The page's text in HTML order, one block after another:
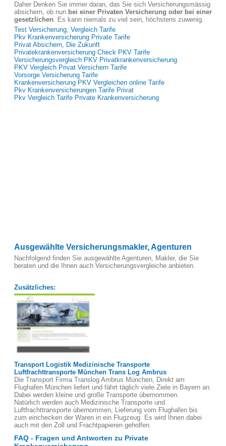
Daher Denken Sie immer daran, das Sie sich Versicherungsmässig
absichern, ob nun bei einer Privaten Versicherung oder bei einer
gesetzlichen. Es kann niemals zu viel sein, höchstens zuwenig.
Test Versicherung, Vergleich Tarife
Pkv Krankenversicherung Private Tarife
Privat Absichern, Die Zukunft
Privatekrankenversicherung Check PKV Tarife
Versicherungsvergleich PKV Privatkrankenversicherung
PKV Vergleich Privat Versichern Tarife
Vorsorge Versicherung Tarife
Krankenversicherung PKV Vergleichen online Tarife
Pkv Krankenversicherungen Tarife Privat
Pkv Vergleich Tarife Private Krankenversicherung
Ausgewählte Versicherungsmakler, Agenturen
Nachfolgend finden Sie ausgewählte Agenturen, Makler, die Sie
beraten und die Ihnen auch Versicherungsvergleiche anbieten.
Zusätzliches:
Transport Logistik Medizinische Transporte
Luftfrachttransporte München Trans Log Ambrus
Die Transport Firma Translog Ambrus München, Direkt am
Flughafen München liefert und fährt täglich viele Ziele in Bayern an.
Dabei werden kleine und große Transporte übernommen.
Natürlich werden auch Medizinische Transporte und
Luftfrachttransporte übernommen, Lieferung vom Flughafen bis
zum einchecken der Waren in ein Flugzeug. Es wird Ihnen dabei
auch mit den Zoll und Frachtpapieren geholfen.
FAQ - Fragen und Antworten zu Private